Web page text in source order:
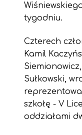
tygodniu.
Czterech
Kamil
Sułkowski,
szkołę - V
oddziałami